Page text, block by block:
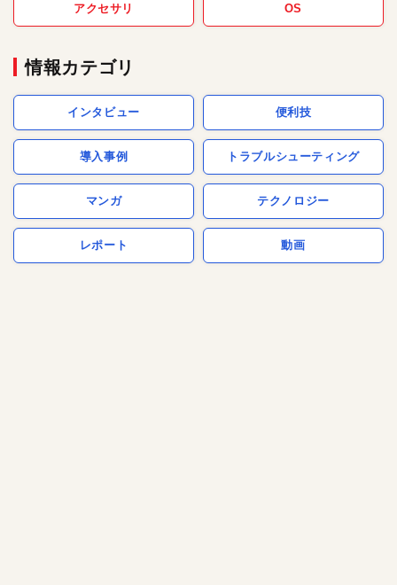
アクセサリ OS
情報カテゴリ
インタビュー 便利技
導入事例 トラブルシューティング
マンガ テクノロジー
レポート 動画